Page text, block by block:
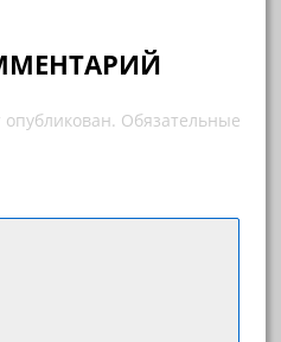
Обязательные